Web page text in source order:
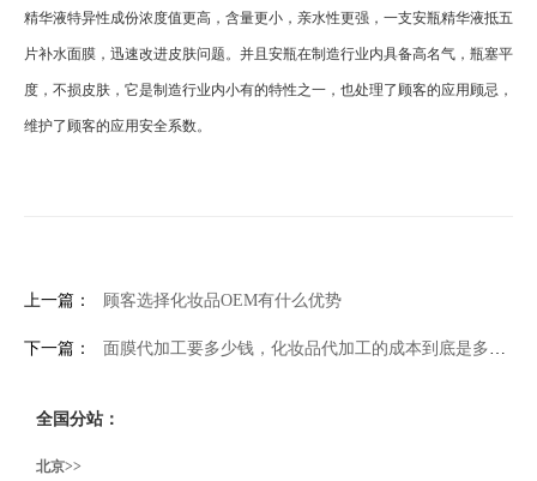
精华液特异性成份浓度值更高，含量更小，亲水性更强，一支安瓶精华液抵五
片补水面膜，迅速改进皮肤问题。并且安瓶在制造行业内具备高名气，瓶塞平
度，不损皮肤，它是制造行业内小有的特性之一，也处理了顾客的应用顾忌，
维护了顾客的应用安全系数。
上一篇： 顾客选择化妆品OEM有什么优势
下一篇： 面膜代加工要多少钱，化妆品代加工的成本到底是多少？
全国分站：
北京>>